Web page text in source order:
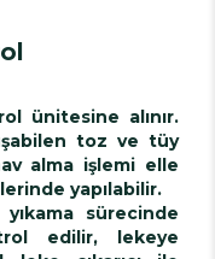
ünitesine alınır.
toz ve tüy
alma işlemi elle
yapılabilir.
yıkama sürecinde
edilir, lekeye